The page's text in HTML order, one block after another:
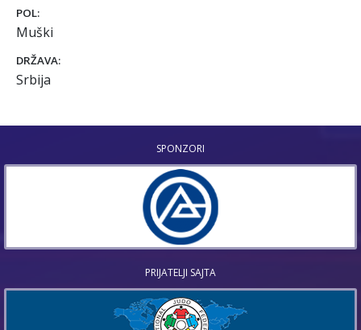
POL:
Muški
DRŽAVA:
Srbija
SPONZORI
PRIJATELJI SAJTA